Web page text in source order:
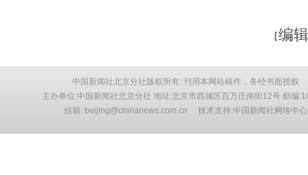
【编
中国新闻社北京分社版权所有::刊用本网站稿件，务经书面授权
主办单位:中国新闻社北京分社 地址:北京市西城区百万庄南街12号 邮编
信箱: beijing@chinanews.com.cn 技术支持:中国新闻社网络中心